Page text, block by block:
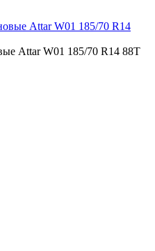
Attar W01 185/70 R14 88T